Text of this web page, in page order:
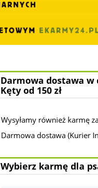
Darmowa dostawa w
Kęty od 150 zł
Wysyłamy również karmę
Darmowa dostawa (Kurier
Wybierz karmę dla